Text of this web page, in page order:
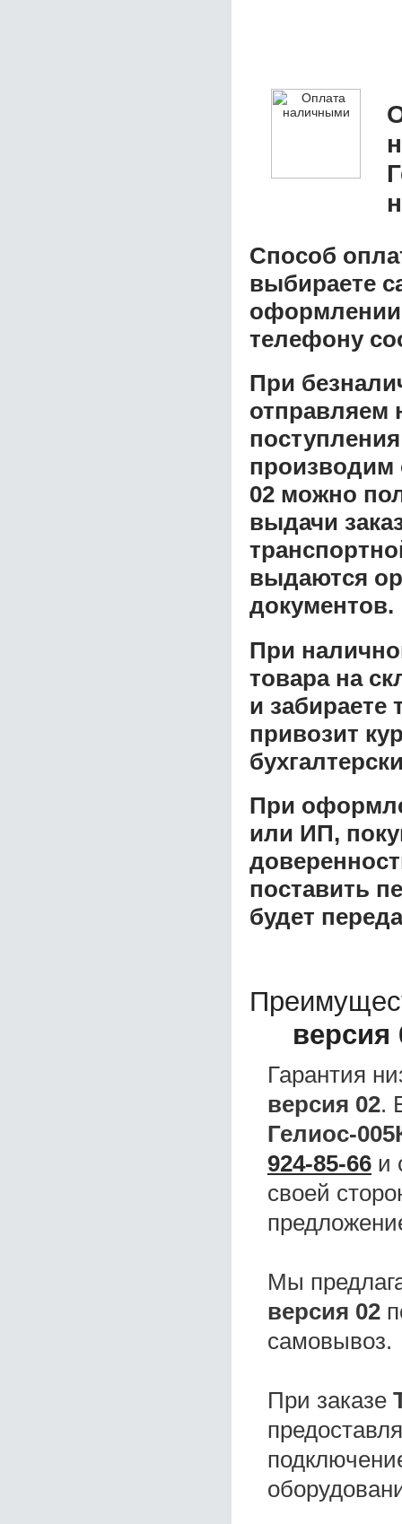
Способ
выбираете
оформлении
телефону
При
отправляем
производим
02 можно
выдачи
выдаются
документов.
При
товара на
и забираете
привозит
При
или ИП,
поставить
будет
версия
Гарантия
версия 02.
Гелиос-
924-85-66 и
своей
Мы
версия 02
самовывоз.
При заказе